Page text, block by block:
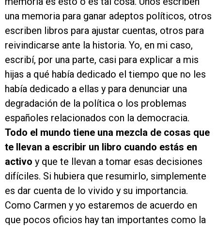
una memoria para ganar adeptos políticos, otros
escriben libros para ajustar cuentas, otros para
reivindicarse ante la historia. Yo, en mi caso,
escribí, por una parte, casi para explicar a mis
hijas a qué había dedicado el tiempo que no les
había dedicado a ellas y para denunciar una
degradación de la política o los problemas
españoles relacionados con la democracia.
Todo el mundo tiene una mezcla de cosas que
te llevan a escribir un libro cuando estás en
activo y que te llevan a tomar esas decisiones
difíciles. Si hubiera que resumirlo, simplemente
es dar cuenta de lo vivido y su importancia.
Como Carmen y yo estaremos de acuerdo en
que pocos oficios hay tan importantes como la